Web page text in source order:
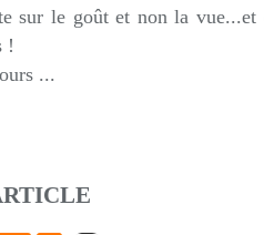
sur le goût et non la vue...et
!
...